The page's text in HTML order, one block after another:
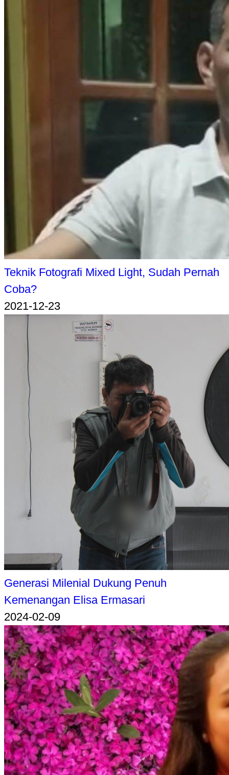
Teknik Fotografi Mixed Light, Sudah Pernah
Coba?
2021-12-23
Generasi Milenial Dukung Penuh
Kemenangan Elisa Ermasari
2024-02-09